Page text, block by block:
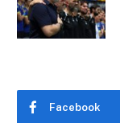
Facebook